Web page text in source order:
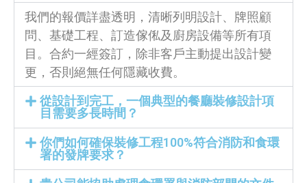
我們的報價詳盡透明，清晰列明設計、牌照顧
問、基礎工程、訂造傢俬及廚房設備等所有項
目。合約一經簽訂，除非客戶主動提出設計變
更，否則絕無任何隱藏收費。
從設計到完工，一個典型的餐廳裝修設計項
目需要多長時間？
你們如何確保裝修工程100%符合消防和食環
署的發牌要求？